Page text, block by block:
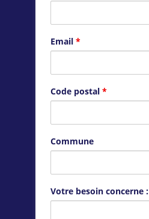
Email *
Code postal *
Commune
Votre besoin concerne :